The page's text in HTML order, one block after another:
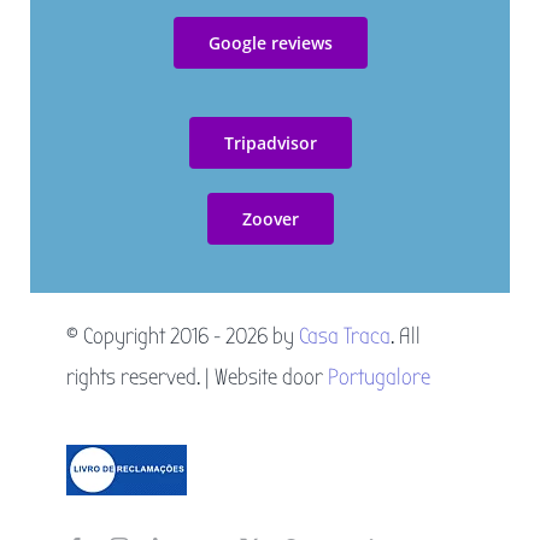
Resolução Alternativa de Litígios
Google reviews
Tripadvisor
Zoover
© Copyright 2016 - 2026 by Casa Traca. All
rights reserved. | Website door Portugalore